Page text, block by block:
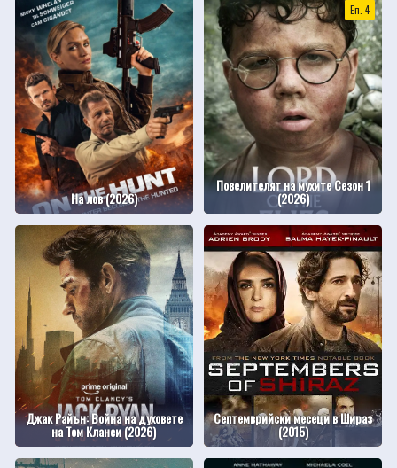
На лов (2026)
Еп. 4
Повелителят на мухите Сезон 1
(2026)
Джак Райън: Война на духовете
на Том Кланси (2026)
Септемврийски месеци в Шираз
(2015)